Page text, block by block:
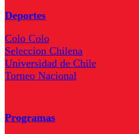
Deportes
Colo Colo
Seleccion Chilena
Universidad de Chile
Torneo Nacional
Programas